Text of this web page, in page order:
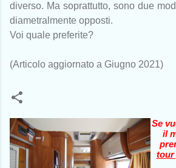
diverso. Ma soprattutto, sono due
diametralmente opposti.
Voi quale preferite?
(Articolo aggiornato a Giugno 2021)
Se
il
tour